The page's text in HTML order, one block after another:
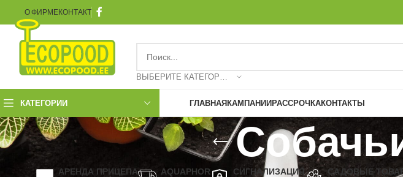
О ФИРМЕКОНТАКТ
КАТЕГОРИИ ГЛАВНАЯКАМПАНИИРАССРОЧКАКОНТАКТЫ
АРЕНДА ПРИЦЕПА
AQUAPHOR
СИГНАЛИЗАЦИЯ
САДОВЫЕ